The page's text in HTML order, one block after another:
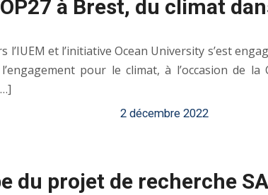
à Brest, du climat
l’IUEM et l’initiative Ocean University s’est
pour le climat, à l’occasion de la
2 décembre 2022
du projet de recherche